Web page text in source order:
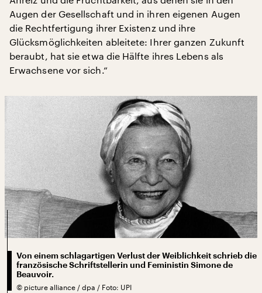
Augen der Gesellschaft und in ihren eigenen Augen
die Rechtfertigung ihrer Existenz und ihre
Glücksmöglichkeiten ableitete: Ihrer ganzen Zukunft
beraubt, hat sie etwa die Hälfte ihres Lebens als
Erwachsene vor sich.“
Von einem schlagartigen Verlust der Weiblichkeit schrieb die
französische Schriftstellerin und Feministin Simone de
Beauvoir.
© picture alliance / dpa / Foto: UPI